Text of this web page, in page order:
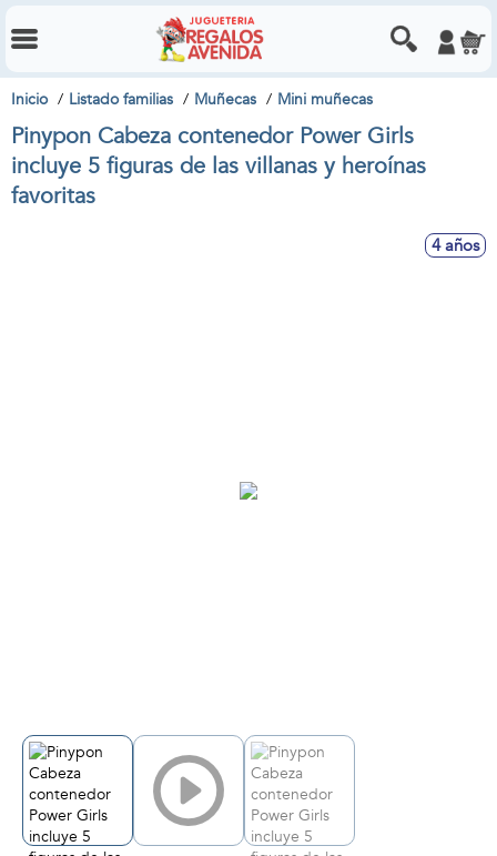
Inicio Listado familias Muñecas Mini muñecas
Pinypon Cabeza contenedor Power Girls
incluye 5 figuras de las villanas y heroínas
favoritas
4 años